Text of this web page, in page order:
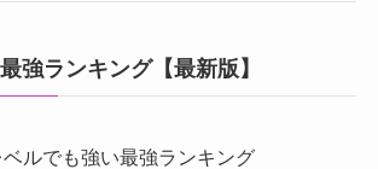
強ランキング【最新版】
ルでも強い最強ランキング